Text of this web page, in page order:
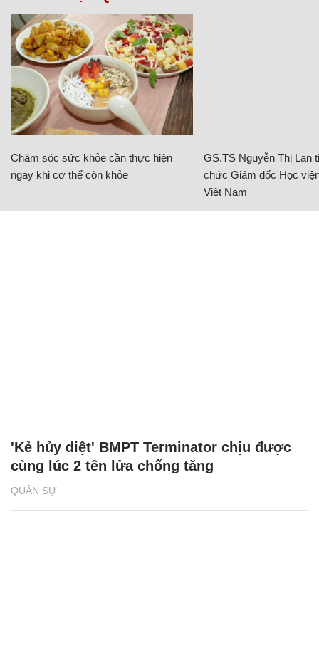
Chăm sóc sức khỏe cần thực hiện
ngay khi cơ thể còn khỏe
GS.TS Nguyễn Thị Lan
chức Giám đốc Học
Việt Nam
QUÂN SỰ
'Kẻ hủy diệt' BMPT Terminator chịu được
cùng lúc 2 tên lửa chống tăng